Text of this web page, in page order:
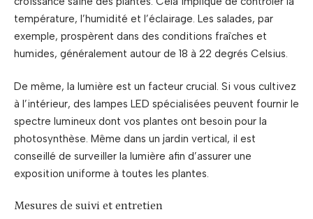
température, l’humidité et l’éclairage. Les salades, par
exemple, prospèrent dans des conditions fraîches et
humides, généralement autour de 18 à 22 degrés Celsius.
De même, la lumière est un facteur crucial. Si vous cultivez
à l’intérieur, des lampes LED spécialisées peuvent fournir le
spectre lumineux dont vos plantes ont besoin pour la
photosynthèse. Même dans un jardin vertical, il est
conseillé de surveiller la lumière afin d’assurer une
exposition uniforme à toutes les plantes.
Mesures de suivi et entretien